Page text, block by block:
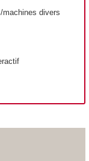
machines divers